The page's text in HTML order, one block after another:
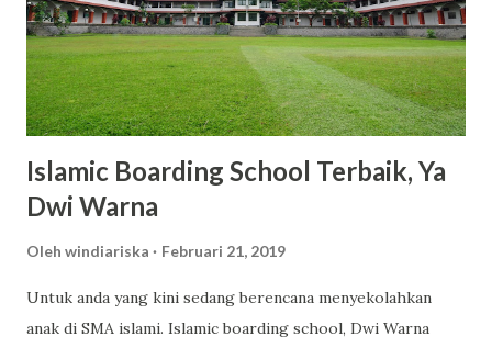
varian aroma yang tidak hanya menyegarkan, tetapi juga
tahan lama. Varian seperti Romansa, Charming, dan Freshy
menjadi favorit banyak pengguna karena wanginya yang
elegan dan tidak mengganggu. 3. Kandungan Glutat...
Islamic Boarding School Terbaik, Ya
Dwi Warna
Oleh windiariska Februari 21, 2019
Untuk anda yang kini sedang berencana menyekolahkan
anak di SMA islami. Islamic boarding school, Dwi Warna